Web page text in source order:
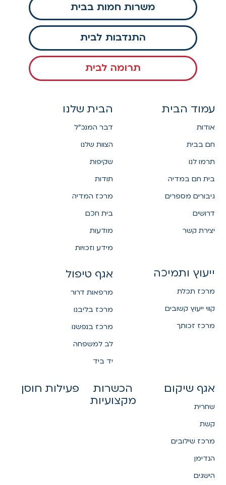
משרות חמות בבית
התנדבות לבית
תרומה לבית
עמוד הבית
אודות
חם בבית
תרמו לנו
בית חם במדיה
גיבורים מספרים
דרושים
יצירת קשר
ייעוץ ותמיכה
מרכז תכלת
קווי ייעוץ קשובים
מרכז זכותך
הבית שלנו
דבר המנכ"ל
הצוות שלנו
שקיפות
תודות
מרכז המדיה
בית חכם
מודעות
מידע וזכויות
אגף טיפול
מרפאות דרור
מרכז בליבנו
מרכז בנפשנו
לב למשפחה
יד ביד
אגף שיקום
שחרית
קשת
מרכז שילובים
הנדימן
הישגים
הכשרות
מקצועיות
פעילות חוסן